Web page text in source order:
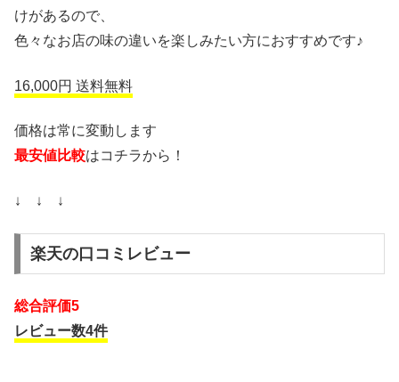
けがあるので、
色々なお店の味の違いを楽しみたい方におすすめです♪
16,000円 送料無料
価格は常に変動します
最安値比較はコチラから！
↓ ↓ ↓
楽天の口コミレビュー
総合評価5
レビュー数4件